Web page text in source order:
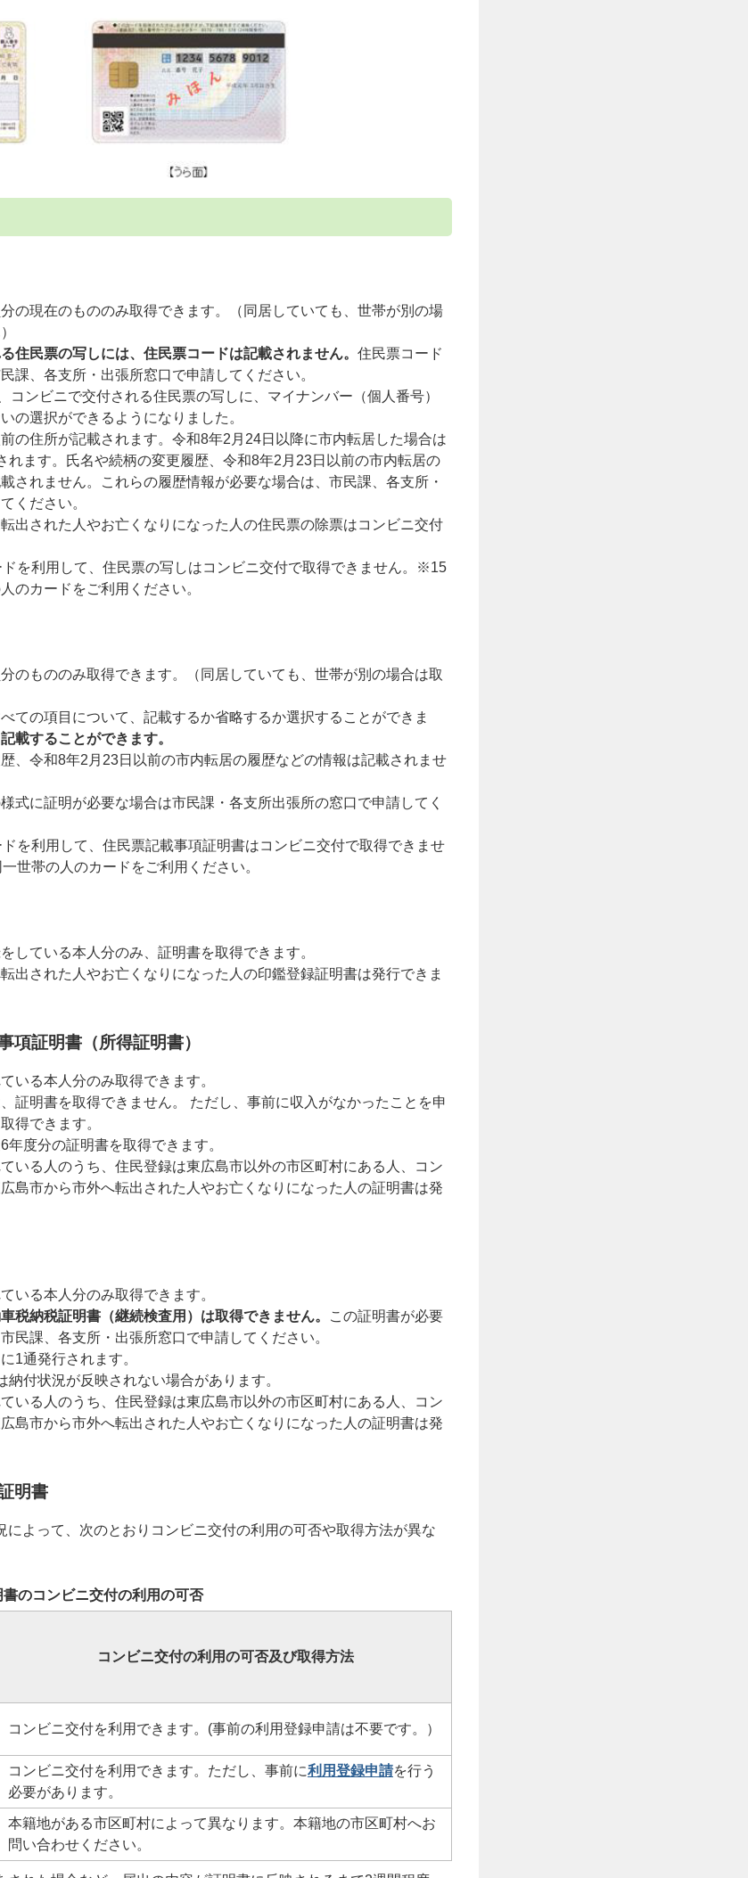
の現在のもののみ取得できます。（同居していても、世帯が別の場
住民票の写しには、住民票コードは記載されません。 住民票コード
課、各支所・出張所窓口で申請してください。
ンビニで交付される住民票の写しに、マイナンバー（個人番号）
の選択ができるようになりました。
の住所が記載されます。令和8年2月24日以降に市内転居した場合は
れます。氏名や続柄の変更履歴、令和8年2月23日以前の市内転居の
されません。これらの履歴情報が必要な場合は、市民課、各支所・
ください。
出された人やお亡くなりになった人の住民票の除票はコンビニ交付
を利用して、住民票の写しはコンビニ交付で取得できません。※15
のカードをご利用ください。
のもののみ取得できます。（同居していても、世帯が別の場合は取
ての項目について、記載するか省略するか選択することができま
載することができます。
、令和8年2月23日以前の市内転居の履歴などの情報は記載されませ
式に証明が必要な場合は市民課・各支所出張所の窓口で申請してく
を利用して、住民票記載事項証明書はコンビニ交付で取得できませ
世帯の人のカードをご利用ください。
している本人分のみ、証明書を取得できます。
出された人やお亡くなりになった人の印鑑登録証明書は発行できま
項証明書（所得証明書）
いる本人分のみ取得できます。
証明書を取得できません。 ただし、事前に収入がなかったことを申
得できます。
年度分の証明書を取得できます。
いる人のうち、住民登録は東広島市以外の市区町村にある人、コン
島市から市外へ転出された人やお亡くなりになった人の証明書は発
いる本人分のみ取得できます。
税納税証明書（継続検査用）は取得できません。
この証明書が必要
民課、各支所・出張所窓口で申請してください。
1通発行されます。
納付状況が反映されない場合があります。
いる人のうち、住民登録は東広島市以外の市区町村にある人、コン
島市から市外へ転出された人やお亡くなりになった人の証明書は発
明書
によって、次のとおりコンビニ交付の利用の可否や取得方法が異な
のコンビニ交付の利用の可否
コンビニ交付の利用の可否及び取得方法
コンビニ交付を利用できます。(事前の利用登録申請は不要です。）
コンビニ交付を利用できます。ただし、事前に利用登録申請を行う
必要があります。
本籍地がある市区町村によって異なります。本籍地の市区町村へお
問い合わせください。